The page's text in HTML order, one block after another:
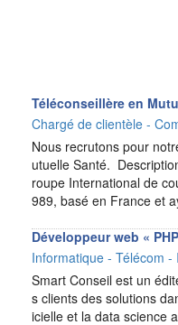
Téléconseillère en
Chargé de clientèle -
Nous recrutons pour
utuelle Santé.
roupe International de
989, basé en France et
Développeur web «
Informatique - Télécom -
Smart Conseil est un
s clients des solutions
icielle et la data science